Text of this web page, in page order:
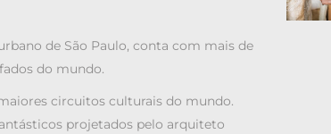
de São Paulo, conta com mais de
do mundo.
circuitos culturais do mundo.
projetados pelo arquiteto